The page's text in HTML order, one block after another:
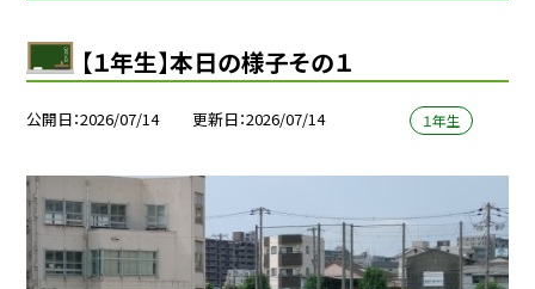
【１年生】本日の様子その１
公開日 2026/07/14 更新日 2026/07/14 １年生